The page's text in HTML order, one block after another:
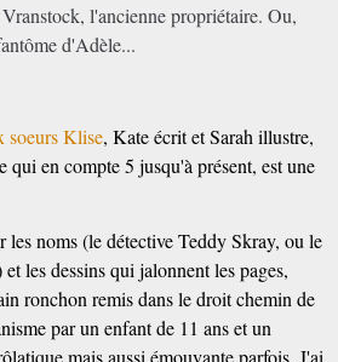
l'ancienne propriétaire. Ou,
d'Adèle...
soeurs Klise, Kate écrit et Sarah illustre,
qui en compte 5 jusqu'à présent, est une
les noms (le détective Teddy Skray, ou le
les dessins qui jalonnent les pages,
ronchon remis dans le droit chemin de
par un enfant de 11 ans et un
mais aussi émouvante parfois. J'ai